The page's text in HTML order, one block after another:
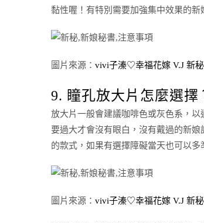
黏性喔！有特別需要加強集中效果的新
圖片來源： vivi子溱♡幸福花嫁 V.J 新
9. 瞳孔放大片怎麼選擇
放大片一般會建議咖啡色或灰色系，
要過大才會沒有眼白，沒有戴過的新
的款式，如果有選擇障礙當天也可以
圖片來源： vivi子溱♡幸福花嫁 V.J 新